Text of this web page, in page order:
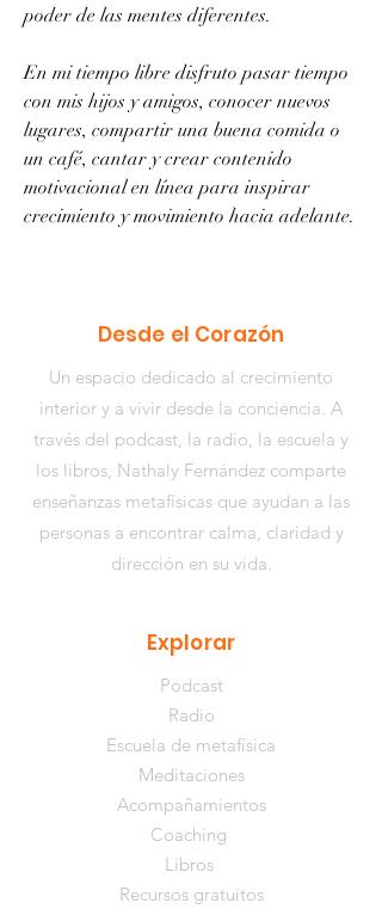
poder de las mentes diferentes.
En mi tiempo libre disfruto pasar tiempo
con mis hijos y amigos, conocer nuevos
lugares, compartir una buena comida o
un café, cantar y crear contenido
motivacional en línea para inspirar
crecimiento y movimiento hacia adelante.
Desde el Corazón
Un espacio dedicado al crecimiento
interior y a vivir desde la conciencia. A
través del podcast, la radio, la escuela y
los libros, Nathaly Fernández comparte
enseñanzas metafísicas que ayudan a las
personas a encontrar calma, claridad y
dirección en su vida.
Explorar
Podcast
Radio
Escuela de metafísica
Meditaciones
Acompañamientos
Coaching
Libros
Recursos gratuitos